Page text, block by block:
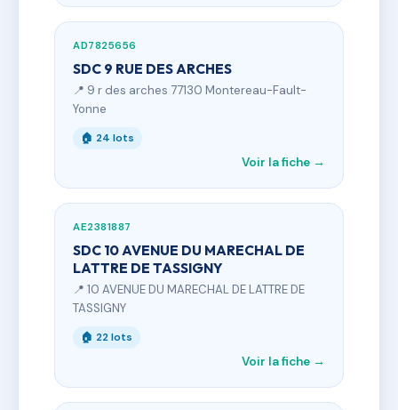
AD7825656
SDC 9 RUE DES ARCHES
📍 9 r des arches 77130 Montereau-Fault-
Yonne
🏠 24 lots
Voir la fiche →
AE2381887
SDC 10 AVENUE DU MARECHAL DE
LATTRE DE TASSIGNY
📍 10 AVENUE DU MARECHAL DE LATTRE DE
TASSIGNY
🏠 22 lots
Voir la fiche →